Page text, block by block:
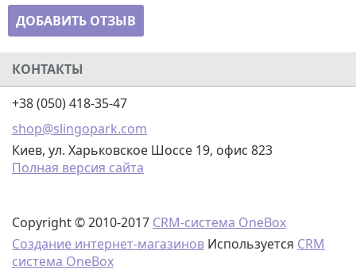
ДОБАВИТЬ ОТЗЫВ
КОНТАКТЫ
+38 (050) 418-35-47
shop@slingopark.com
Киев, ул. Харьковское Шоссе 19, офис 823
Полная версия сайта
Copyright © 2010-2017 CRM-система OneBox
Создание интернет-магазинов Используется CRM
система OneBox